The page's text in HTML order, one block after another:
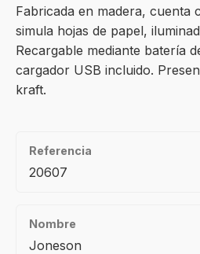
Fabricada en madera, cuenta
simula hojas de papel,
Recargable mediante batería
cargador USB incluido.
kraft.
Referencia
20607
Nombre
Joneson